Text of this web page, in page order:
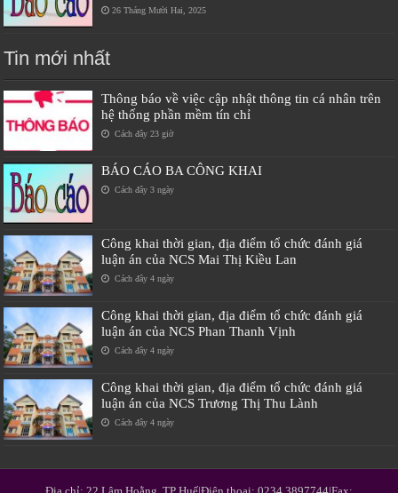
26 Tháng Mười Hai, 2025
Tin mới nhất
Thông báo về việc cập nhật thông tin cá nhân trên
hệ thống phần mềm tín chỉ
Cách đây 23 giờ
BÁO CÁO BA CÔNG KHAI
Cách đây 3 ngày
Công khai thời gian, địa điểm tổ chức đánh giá
luận án của NCS Mai Thị Kiều Lan
Cách đây 4 ngày
Công khai thời gian, địa điểm tổ chức đánh giá
luận án của NCS Phan Thanh Vịnh
Cách đây 4 ngày
Công khai thời gian, địa điểm tổ chức đánh giá
luận án của NCS Trương Thị Thu Lành
Cách đây 4 ngày